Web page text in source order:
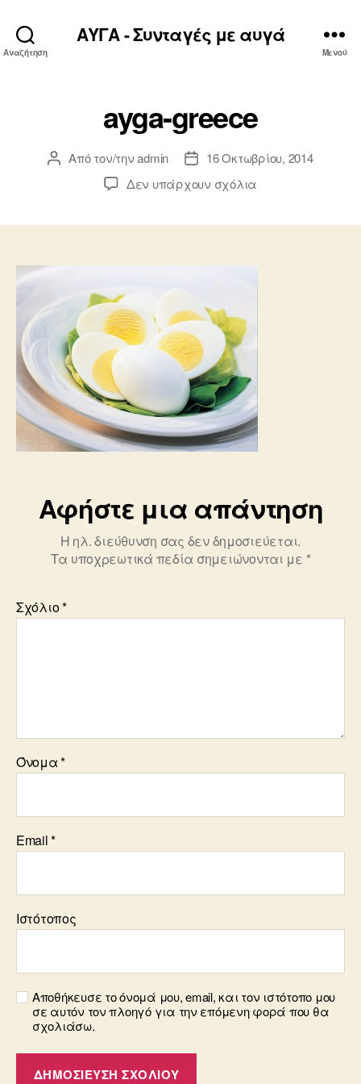
Αναζήτηση
ΑΥΓΑ - Συνταγές με αυγά
Μενού
ayga-greece
Συντάκτης
Από τον/τηνadmin
Ημ.
δημοσίευσης
16 Οκτωβρίου, 2014
Δεν υπάρχουν σχόλια
Αφήστε μια απάντηση
Η ηλ. διεύθυνση σας δεν δημοσιεύεται.
Τα υποχρεωτικά πεδία σημειώνονται με *
Σχόλιο*
Όνομα*
Email*
Ιστότοπος
Αποθήκευσε το όνομά μου, email, και τον ιστότοπο μου
σε αυτόν τον πλοηγό για την επόμενη φορά που θα
σχολιάσω.